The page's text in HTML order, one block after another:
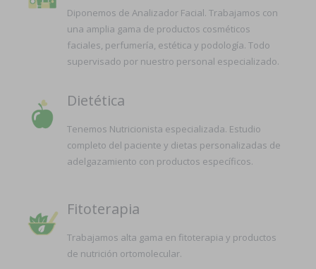
Diponemos de Analizador Facial. Trabajamos con
una amplia gama de productos cosméticos
faciales, perfumería, estética y podología. Todo
supervisado por nuestro personal especializado.
Dietética
Tenemos Nutricionista especializada. Estudio
completo del paciente y dietas personalizadas de
adelgazamiento con productos específicos.
Fitoterapia
Trabajamos alta gama en fitoterapia y productos
de nutrición ortomolecular.